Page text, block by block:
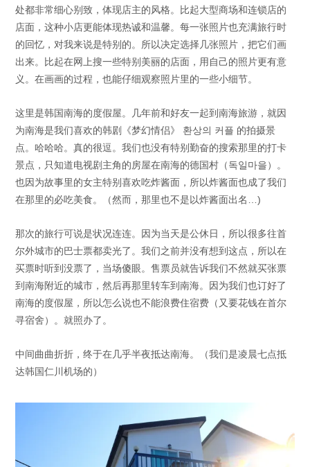
处都非常细心别致，体现店主的风格。比起大型商场和连锁店的
店面，这种小店更能体现热诚和温馨。每一张照片也充满旅行时
的回忆，对我来说是特别的。所以决定选择几张照片，把它们画
出来。比起在网上搜一些特别美丽的店面，用自己的照片更有意
义。在画画的过程，也能仔细观察照片里的一些小细节。
这里是韩国南海的度假屋。几年前和好友一起到南海旅游，就因
为南海是我们喜欢的韩剧《梦幻情侣》 환상의 커플 的拍摄景
点。哈哈哈。真的很逗。我们也没有特别勤奋的搜索那里的打卡
景点，只知道电视剧主角的房屋在南海的德国村（독일마을）。
也因为故事里的女主特别喜欢吃炸酱面，所以炸酱面也成了我们
在那里的必吃美食。（然而，那里也不是以炸酱面出名…)
那次的旅行可说是状况连连。因为当天是公休日，所以很多往首
尔外城市的巴士票都卖光了。我们之前并没有想到这点，所以在
买票时听到没票了，当场傻眼。售票员就告诉我们不然就买张票
到南海附近的城市，然后再那里转车到南海。因为我们也订好了
南海的度假屋，所以怎么说也不能浪费住宿费（又要花钱在首尔
寻宿舍）。就照办了。
中间曲曲折折，终于在几乎半夜抵达南海。（我们是凌晨七点抵
达韩国仁川机场的）